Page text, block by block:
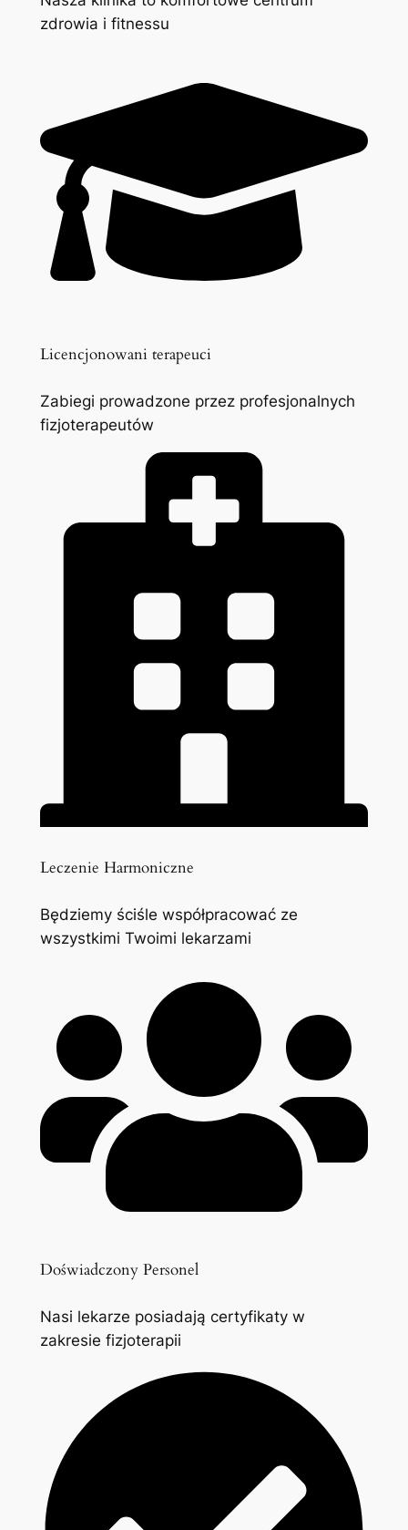
zdrowia i fitnessu
Licencjonowani terapeuci
Zabiegi prowadzone przez profesjonalnych
fizjoterapeutów
Leczenie Harmoniczne
Będziemy ściśle współpracować ze
wszystkimi Twoimi lekarzami
Doświadczony Personel
Nasi lekarze posiadają certyfikaty w
zakresie fizjoterapii